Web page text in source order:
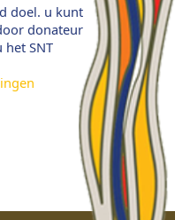
doel. u kunt
donateur
SNT